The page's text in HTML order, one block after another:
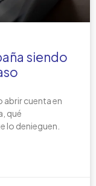
siendo
abrir cuenta en
qué
lo denieguen.